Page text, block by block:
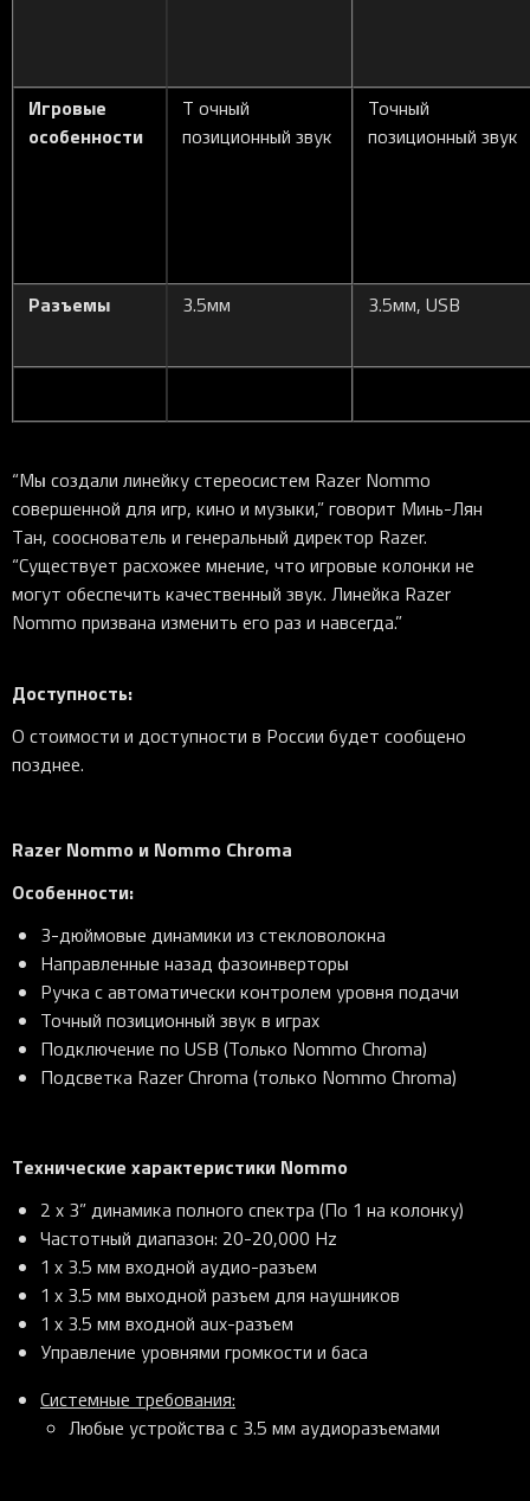
Игровые
особенности
Т очный
позиционный звук
Точный
позиционный звук
Разъемы 3.5мм 3.5мм, USB
“Мы создали линейку стереосистем Razer Nommo
совершенной для игр, кино и музыки,” говорит Минь-Лян
Тан, сооснователь и генеральный директор Razer.
“Существует расхожее мнение, что игровые колонки не
могут обеспечить качественный звук. Линейка Razer
Nommo призвана изменить его раз и навсегда.”
Доступность:
О стоимости и доступности в России будет сообщено
позднее.
Razer Nommo и Nommo Chroma
Особенности:
3-дюймовые динамики из стекловолокна
Направленные назад фазоинверторы
Ручка с автоматически контролем уровня подачи
Точный позиционный звук в играх
Подключение по USB (Только Nommo Chroma)
Подсветка Razer Chroma (только Nommo Chroma)
Технические характеристики Nommo
2 x 3” динамика полного спектра (По 1 на колонку)
Частотный диапазон: 20-20,000 Hz
1 x 3.5 мм входной аудио-разъем
1 x 3.5 мм выходной разъем для наушников
1 x 3.5 мм входной aux-разъем
Управление уровнями громкости и баса
Системные требования:
Любые устройства с 3.5 мм аудиоразъемами